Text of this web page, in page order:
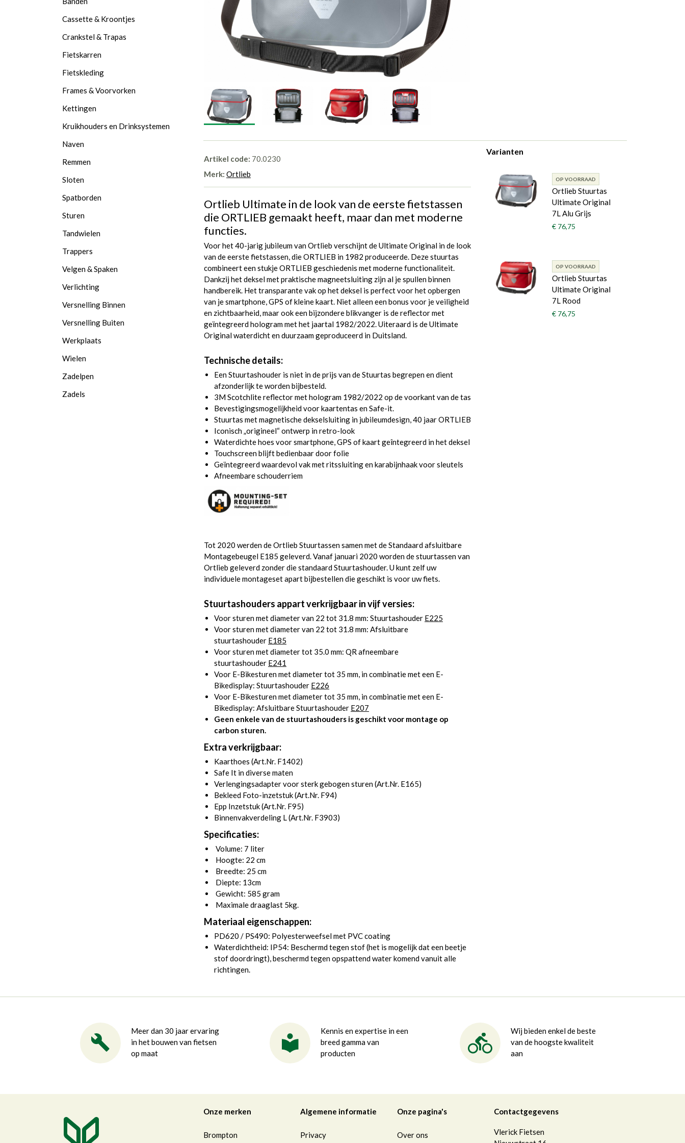
Artikel code: 70.0230
Merk: Ortlieb
Ortlieb Ultimate in de look van de eerste fietstassen
die ORTLIEB gemaakt heeft, maar dan met moderne
functies.
Voor het 40-jarig jubileum van Ortlieb verschijnt de Ultimate Original in de look
van de eerste fietstassen, die ORTLIEB in 1982 produceerde. Deze stuurtas
combineert een stukje ORTLIEB geschiedenis met moderne functionaliteit.
Dankzij het deksel met praktische magneetsluiting zijn al je spullen binnen
handbereik. Het transparante vak op het deksel is perfect voor het opbergen
van je smartphone, GPS of kleine kaart. Niet alleen een bonus voor je veiligheid
en zichtbaarheid, maar ook een bijzondere blikvanger is de reflector met
geïntegreerd hologram met het jaartal 1982/2022. Uiteraard is de Ultimate
Original waterdicht en duurzaam geproduceerd in Duitsland.
Technische details:
Een Stuurtashouder is niet in de prijs van de Stuurtas begrepen en dient
afzonderlijk te worden bijbesteld.
3M Scotchlite reflector met hologram 1982/2022 op de voorkant van de tas
Bevestigingsmogelijkheid voor kaartentas en Safe-it.
Stuurtas met magnetische dekselsluiting in jubileumdesign, 40 jaar ORTLIEB
Iconisch „origineel“ ontwerp in retro-look
Waterdichte hoes voor smartphone, GPS of kaart geîntegreerd in het deksel
Touchscreen blijft bedienbaar door folie
Geïntegreerd waardevol vak met ritssluiting en karabijnhaak voor sleutels
Afneembare schouderriem
Tot 2020 werden de Ortlieb Stuurtassen samen met de Standaard afsluitbare
Montagebeugel E185 geleverd. Vanaf januari 2020 worden de stuurtassen van
Ortlieb geleverd zonder die standaard Stuurtashouder. U kunt zelf uw
individuele montageset apart bijbestellen die geschikt is voor uw fiets.
Stuurtashouders appart verkrijgbaar in vijf versies:
Voor sturen met diameter van 22 tot 31.8 mm: Stuurtashouder E225
Voor sturen met diameter van 22 tot 31.8 mm: Afsluitbare
stuurtashouder E185
Voor sturen met diameter tot 35.0 mm: QR afneembare
stuurtashouder E241
Voor E-Bikesturen met diameter tot 35 mm, in combinatie met een E-
Bikedisplay: Stuurtashouder E226
Voor E-Bikesturen met diameter tot 35 mm, in combinatie met een E-
Bikedisplay: Afsluitbare Stuurtashouder E207
Geen enkele van de stuurtashouders is geschikt voor montage op
carbon sturen.
Extra verkrijgbaar:
Kaarthoes (Art.Nr. F1402)
Safe It in diverse maten
Verlengingsadapter voor sterk gebogen sturen (Art.Nr. E165)
Bekleed Foto-inzetstuk (Art.Nr. F94)
Epp Inzetstuk (Art.Nr. F95)
Binnenvakverdeling L (Art.Nr. F3903)
Specificaties:
Volume: 7 liter
Hoogte: 22 cm
Breedte: 25 cm
Diepte: 13cm
Gewicht: 585 gram
Maximale draaglast 5kg.
Materiaal eigenschappen:
PD620 / PS490: Polyesterweefsel met PVC coating
Waterdichtheid: IP54: Beschermd tegen stof (het is mogelijk dat een beetje
stof doordringt), beschermd tegen opspattend water komend vanuit alle
richtingen.
Varianten
OP VOORRAAD
Ortlieb Stuurtas
Ultimate Original
7L Alu Grijs
€ 76,75
OP VOORRAAD
Ortlieb Stuurtas
Ultimate Original
7L Rood
€ 76,75
Cassette & Kroontjes
Crankstel & Trapas
Fietskarren
Fietskleding
Frames & Voorvorken
Kettingen
Kruikhouders en Drinksystemen
Naven
Remmen
Sloten
Spatborden
Sturen
Tandwielen
Trappers
Velgen & Spaken
Verlichting
Versnelling Binnen
Versnelling Buiten
Werkplaats
Wielen
Zadelpen
Zadels
Meer dan 30 jaar ervaring
in het bouwen van fietsen
op maat
Kennis en expertise in een
breed gamma van
producten
Wij bieden enkel de beste
van de hoogste kwaliteit
aan
Onze merken
Brompton
Algemene informatie
Privacy
Onze pagina's
Over ons
Contactgegevens
Vlerick Fietsen